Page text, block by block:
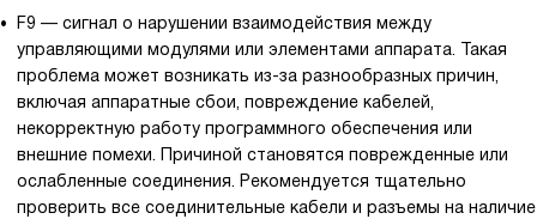
F9 — сигнал о нарушении взаимодействия между
управляющими модулями или элементами аппарата. Такая
проблема может возникать из-за разнообразных причин,
включая аппаратные сбои, повреждение кабелей,
некорректную работу программного обеспечения или
внешние помехи. Причиной становятся поврежденные или
ослабленные соединения. Рекомендуется тщательно
проверить все соединительные кабели и разъемы на наличие